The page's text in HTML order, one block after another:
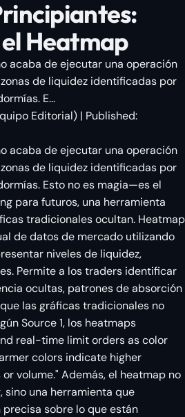
Heatmap
acaba de ejecutar una operación
de liquidez identificadas por
E...
Editorial) | Published:
acaba de ejecutar una operación
de liquidez identificadas por
Esto no es magia—es el
para futuros, una herramienta
tradicionales ocultan. Heatmap
de datos de mercado utilizando
niveles de liquidez,
Permite a los traders identificar
ocultas, patrones de absorción
las gráficas tradicionales no
Source 1, los heatmaps
real-time limit orders as color
colors indicate higher
volume." Además, el heatmap no
sino una herramienta que
sobre lo que están